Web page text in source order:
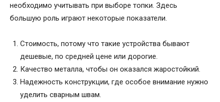
необходимо учитывать при выборе топки. Здесь
большую роль играют некоторые показатели.
Стоимость, потому что такие устройства бывают
дешевые, по средней цене или дорогие.
Качество металла, чтобы он оказался жаростойкий.
Надежность конструкции, где особое внимание нужно
уделить сварным швам.